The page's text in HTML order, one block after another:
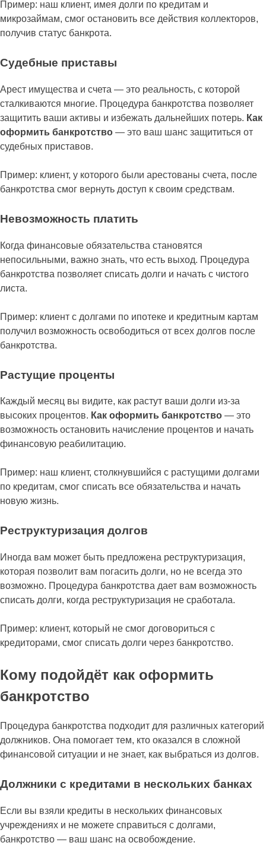
Пример: наш клиент, имея долги по кредитам и
микрозаймам, смог остановить все действия коллекторов,
получив статус банкрота.
Судебные приставы
Арест имущества и счета — это реальность, с которой
сталкиваются многие. Процедура банкротства позволяет
защитить ваши активы и избежать дальнейших потерь. Как
оформить банкротство — это ваш шанс защититься от
судебных приставов.
Пример: клиент, у которого были арестованы счета, после
банкротства смог вернуть доступ к своим средствам.
Невозможность платить
Когда финансовые обязательства становятся
непосильными, важно знать, что есть выход. Процедура
банкротства позволяет списать долги и начать с чистого
листа.
Пример: клиент с долгами по ипотеке и кредитным картам
получил возможность освободиться от всех долгов после
банкротства.
Растущие проценты
Каждый месяц вы видите, как растут ваши долги из-за
высоких процентов. Как оформить банкротство — это
возможность остановить начисление процентов и начать
финансовую реабилитацию.
Пример: наш клиент, столкнувшийся с растущими долгами
по кредитам, смог списать все обязательства и начать
новую жизнь.
Реструктуризация долгов
Иногда вам может быть предложена реструктуризация,
которая позволит вам погасить долги, но не всегда это
возможно. Процедура банкротства дает вам возможность
списать долги, когда реструктуризация не сработала.
Пример: клиент, который не смог договориться с
кредиторами, смог списать долги через банкротство.
Кому подойдёт как оформить
банкротство
Процедура банкротства подходит для различных категорий
должников. Она помогает тем, кто оказался в сложной
финансовой ситуации и не знает, как выбраться из долгов.
Должники с кредитами в нескольких банках
Если вы взяли кредиты в нескольких финансовых
учреждениях и не можете справиться с долгами,
банкротство — ваш шанс на освобождение.